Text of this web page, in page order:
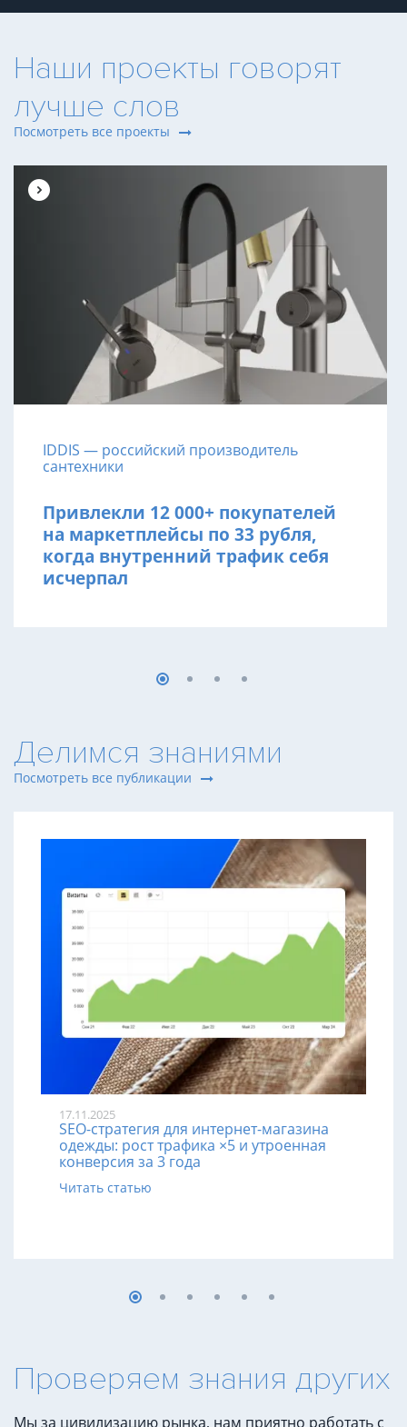
Наши проекты говорят
лучше слов
Посмотреть все проекты
IDDIS — российский производитель
сантехники
Привлекли 12 000+ покупателей
на маркетплейсы по 33 рубля,
когда внутренний трафик себя
исчерпал
Делимся знаниями
Посмотреть все публикации
17.11.2025
SEO-стратегия для интернет-магазина
одежды: рост трафика ×5 и утроенная
конверсия за 3 года
Читать статью
Проверяем знания других
Мы за цивилизацию рынка, нам приятно работать с